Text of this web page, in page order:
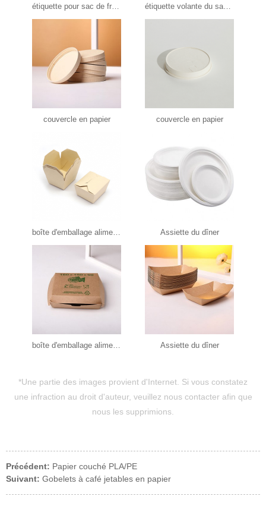
couvercle en papier couvercle en papier
Assiette du dîner
Assiette du dîner
*Une partie des images provient d'Internet. Si vous constatez
une infraction au droit d'auteur, veuillez nous contacter afin que
nous les supprimions.
Précédent: Papier couché PLA/PE
Suivant: Gobelets à café jetables en papier